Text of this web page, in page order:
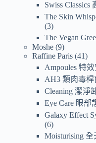
Swiss Classics
The Skin
3
The Vegan
Moshe 9
Raffine Paris 41
Ampoules 特
AH3 類肉毒桿
Cleaning 潔淨
Eye Care 眼部
Galaxy Effect
6
Moisturising